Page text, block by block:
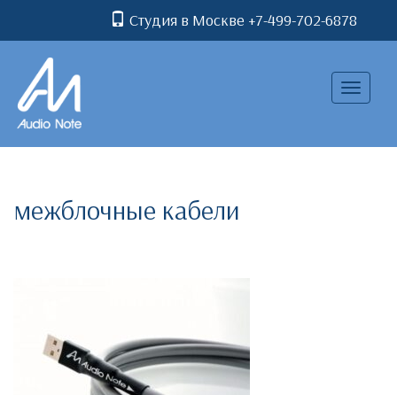
Студия в Москве +7-499-702-6878
Toggle
межблочные кабели